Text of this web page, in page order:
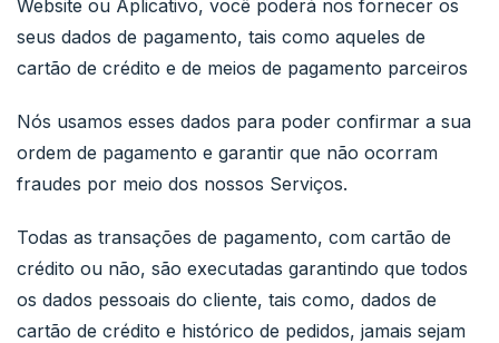
Website ou Aplicativo, você poderá nos fornecer os
seus dados de pagamento, tais como aqueles de
cartão de crédito e de meios de pagamento parceiros
Nós usamos esses dados para poder confirmar a sua
ordem de pagamento e garantir que não ocorram
fraudes por meio dos nossos Serviços.
Todas as transações de pagamento, com cartão de
crédito ou não, são executadas garantindo que todos
os dados pessoais do cliente, tais como, dados de
cartão de crédito e histórico de pedidos, jamais sejam